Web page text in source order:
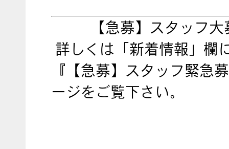
【急募】スタッフ大
詳しくは「新着情報」欄
『【急募】スタッフ緊急
ージをご覧下さい。